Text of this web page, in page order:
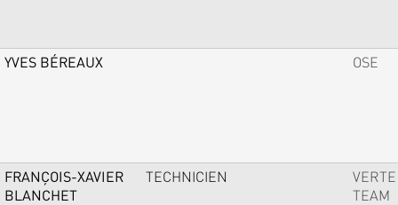
YVES BÉREAUX OSE
FRANÇOIS-XAVIER
BLANCHET
TECHNICIEN
VERTE
TEAM